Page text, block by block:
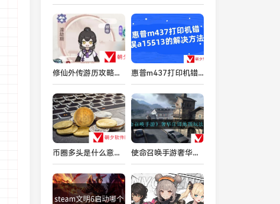
修仙外传游历攻略大全 游历事件选择攻略大全 惠普m437打印机错误a15513的解决方法
币圈多头是什么意思？币圈多头详细分享 使命召唤手游奢华庄园地图怎么打-奢华庄园地图玩法攻略